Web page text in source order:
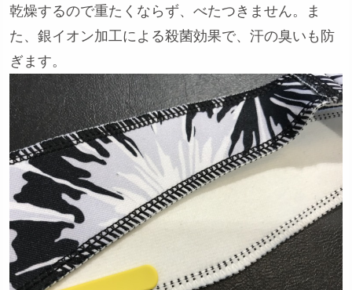
乾燥するので重たくならず、べたつきません。ま
た、銀イオン加工による殺菌効果で、汗の臭いも防
ぎます。